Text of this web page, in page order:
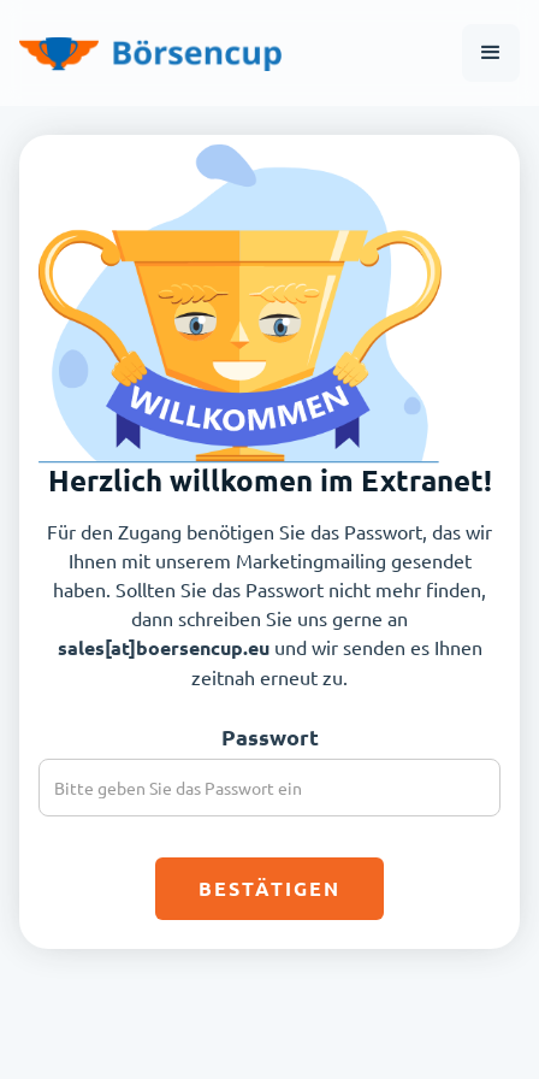
Herzlich willkomen im Extranet!
Für den Zugang benötigen Sie das Passwort, das wir
Ihnen mit unserem Marketingmailing gesendet
haben. Sollten Sie das Passwort nicht mehr finden,
dann schreiben Sie uns gerne an
sales[at]boersencup.eu und wir senden es Ihnen
zeitnah erneut zu.
Passwort